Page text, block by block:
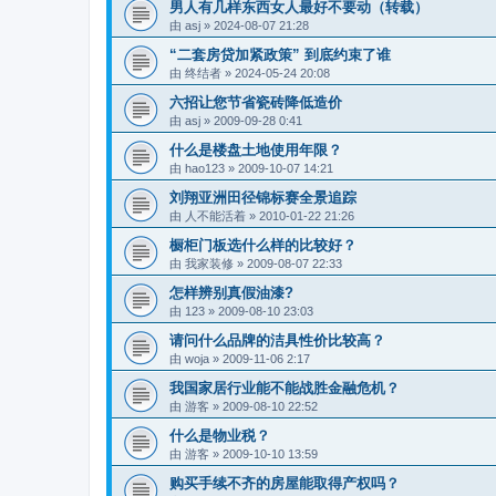
男人有几样东西女人最好不要动（转载）
由 asj » 2024-08-07 21:28
“二套房贷加紧政策” 到底约束了谁
由 终结者 » 2024-05-24 20:08
六招让您节省瓷砖降低造价
由 asj » 2009-09-28 0:41
什么是楼盘土地使用年限？
由 hao123 » 2009-10-07 14:21
刘翔亚洲田径锦标赛全景追踪
由 人不能活着 » 2010-01-22 21:26
橱柜门板选什么样的比较好？
由 我家装修 » 2009-08-07 22:33
怎样辨别真假油漆?
由 123 » 2009-08-10 23:03
请问什么品牌的洁具性价比较高？
由 woja » 2009-11-06 2:17
我国家居行业能不能战胜金融危机？
由 游客 » 2009-08-10 22:52
什么是物业税？
由 游客 » 2009-10-10 13:59
购买手续不齐的房屋能取得产权吗？